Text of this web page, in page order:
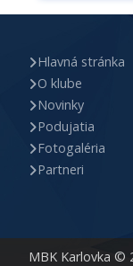
MBK Karlovka ©
Hlavná stránka
O klube
Novinky
Podujatia
Fotogaléria
Partneri